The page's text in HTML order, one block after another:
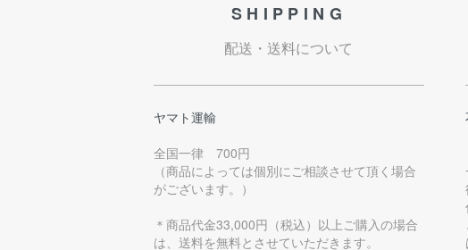
SHIPPING
配送・送料について
ヤマト運輸
全国一律 700円
（商品によっては個別にご相談させて頂く場合
がございます。）
＊商品代金33,000円（税込）以上ご購入の場合
は、送料を無料とさせていただきます。